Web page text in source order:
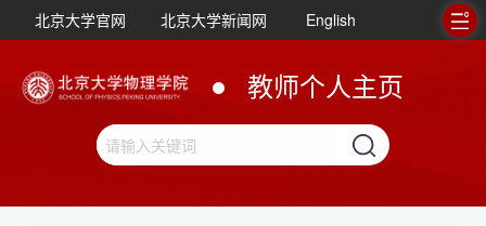
北京大学官网 北京大学新闻网 English
教师个人主页